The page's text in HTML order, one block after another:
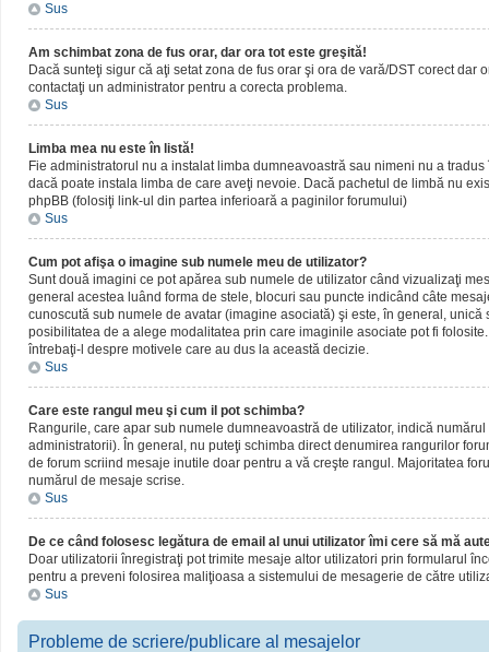
Sus
Am schimbat zona de fus orar, dar ora tot este greşită!
Dacă sunteţi sigur că aţi setat zona de fus orar şi ora de vară/DST corect
contactaţi un administrator pentru a corecta problema.
Sus
Limba mea nu este în listă!
Fie administratorul nu a instalat limba dumneavoastră sau nimeni nu a
dacă poate instala limba de care aveţi nevoie. Dacă pachetul de limbă nu
phpBB (folosiţi link-ul din partea inferioară a paginilor forumului)
Sus
Cum pot afişa o imagine sub numele meu de utilizator?
Sunt două imagini ce pot apărea sub numele de utilizator când vizualizaţi
general acestea luând forma de stele, blocuri sau puncte indicând câte
cunoscută sub numele de avatar (imagine asociată) şi este, în general,
posibilitatea de a alege modalitatea prin care imaginile asociate pot fi
întrebaţi-l despre motivele care au dus la această decizie.
Sus
Care este rangul meu şi cum il pot schimba?
Rangurile, care apar sub numele dumneavoastră de utilizator, indică
administratorii). În general, nu puteţi schimba direct denumirea rangurilor
de forum scriind mesaje inutile doar pentru a vă creşte rangul. Majoritatea
numărul de mesaje scrise.
Sus
De ce când folosesc legătura de email al unui utilizator îmi cere să mă
Doar utilizatorii înregistraţi pot trimite mesaje altor utilizatori prin formularul
pentru a preveni folosirea maliţioasa a sistemului de mesagerie de către
Sus
Probleme de scriere/publicare al mesajelor